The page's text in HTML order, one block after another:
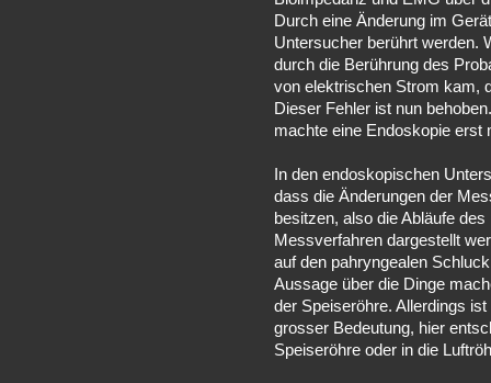
Durch eine Änderung im
Untersucher berührt werden.
durch die Berührung des
von elektrischen Strom kam,
Dieser Fehler ist nun
machte eine Endoskopie erst
In den endoskopischen
dass die Änderungen der
besitzen, also die Abläufe
Messverfahren dargestellt
auf den pahryngealen
Aussage über die Dinge
der Speiseröhre. Allerdings
grosser Bedeutung, hier
Speiseröhre oder in die